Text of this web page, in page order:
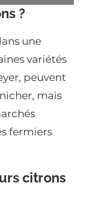
?
une
variétés
peuvent
mais
fermiers
citrons